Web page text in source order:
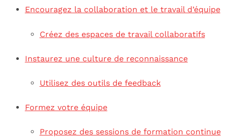
Encouragez la collaboration et le travail d’équipe
Créez des espaces de travail collaboratifs
Instaurez une culture de reconnaissance
Utilisez des outils de feedback
Formez votre équipe
Proposez des sessions de formation continue